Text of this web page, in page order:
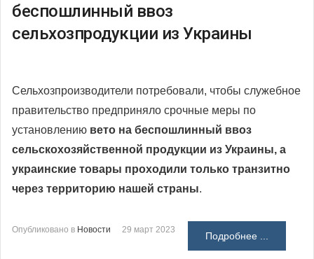
беспошлинный ввоз
сельхозпродукции из Украины
Сельхозпроизводители потребовали, чтобы служебное
правительство предприняло срочные меры по
установлению вето на беспошлинный ввоз
сельскохозяйственной продукции из Украины, а
украинские товары проходили только транзитно
через территорию нашей страны.
Опубликовано в Новости 29 март 2023
Подробнее ...